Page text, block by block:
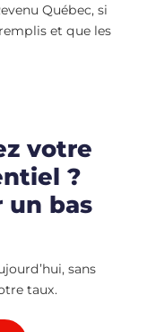
Québec, si
et que les
votre
?
un bas
sans
taux.